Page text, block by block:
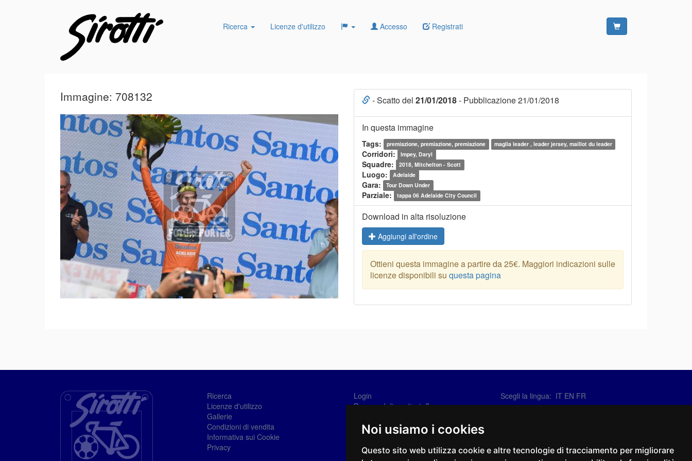
Noi usiamo i cookies
Questo sito web utilizza cookie e altre tecnologie di tracciamento per migliorare
Ricerca Licenze d'utilizzo Accesso Registrati
Immagine: 708132 - Scatto del 21/01/2018- Pubblicazione 21/01/2018
In questa immagine
Tags: premiazione, premiazione, premiazione maglia leader , leader jersey, maillot du leader
Corridori: Impey, Daryl
Squadre: 2018, Mitchelton - Scott
Luogo: Adelaide
Gara: Tour Down Under
Parziale: tappa 06 Adelaide City Council
Download in alta risoluzione
Aggiungi all'ordine
Ottieni questa immagine a partire da 25€. Maggiori indicazioni sulle
licenze disponibili su questa pagina
Ricerca
Licenze d'utilizzo
Gallerie
Condizioni di vendita
Informativa sui Cookie
Privacy
Login
Password dimenticata?
Scegli la lingua: IT EN FR
Social